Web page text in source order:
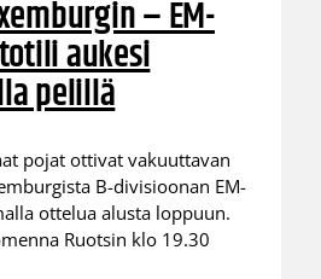
– EM-
aukesi
pelillä
pojat ottivat vakuuttavan
B-divisioonan EM-
ottelua alusta loppuun.
Ruotsin klo 19.30